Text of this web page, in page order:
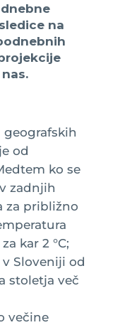
na
geografskih
od
ko se
zadnjih
za približno
kar 2 °C;
Sloveniji od
stoletja več
večine